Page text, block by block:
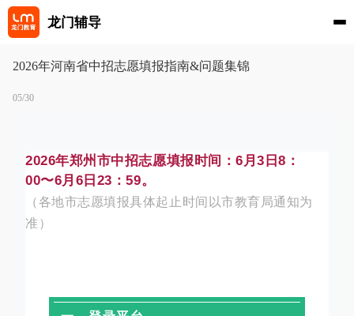
龙门辅导
2026年河南省中招志愿填报指南&问题集锦
05/30
2026年郑州市中招志愿填报时间：6月3日8：
00〜6月6日23：59。
（各地市志愿填报具体起止时间以市教育局通知为
准）